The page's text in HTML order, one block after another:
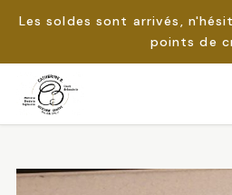
Les soldes sont arrivés,
points de
Passer